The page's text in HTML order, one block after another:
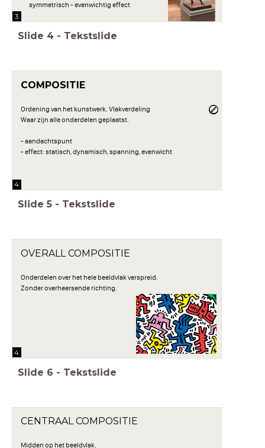
symmetrisch - evenwichtig effect
3
Slide 4 - Tekstslide
COMPOSITIE
Ordening van het kunstwerk. Vlakverdeling
Waar zijn alle onderdelen geplaatst.
- aandachtspunt
- effect: statisch, dynamisch, spanning, evenwicht
4
Slide 5 - Tekstslide
OVERALL COMPOSITIE
Onderdelen over het hele beeldvlak verspreid.
Zonder overheersende richting.
4
Slide 6 - Tekstslide
CENTRAAL COMPOSITIE
Midden op het beeldvlak.